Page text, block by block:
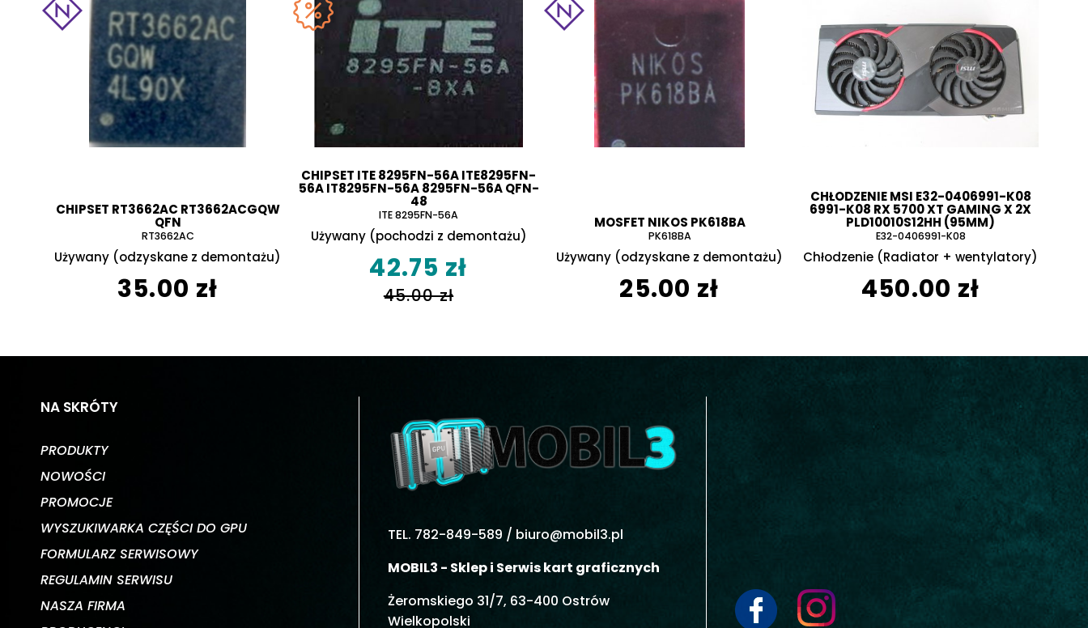
CHIPSET RT3662AC RT3662ACGQW
QFN
RT3662AC
Używany (odzyskane z demontażu)
35.00 zł
CHIPSET ITE 8295FN-56A ITE8295FN-
56A IT8295FN-56A 8295FN-56A QFN-
48
ITE 8295FN-56A
Używany (pochodzi z demontażu)
42.75 zł
45.00 zł
MOSFET NIKOS PK618BA
PK618BA
Używany (odzyskane z demontażu)
25.00 zł
CHŁODZENIE MSI E32-0406991-K08
6991-K08 RX 5700 XT GAMING X 2X
PLD10010S12HH (95MM)
E32-0406991-K08
Chłodzenie (Radiator + wentylatory)
450.00 zł
NA SKRÓTY
PRODUKTY
NOWOŚCI
PROMOCJE
WYSZUKIWARKA CZĘŚCI DO GPU
FORMULARZ SERWISOWY
REGULAMIN SERWISU
NASZA FIRMA
TEL. 782-849-589 / biuro@mobil3.pl
MOBIL3 - Sklep i Serwis kart graficznych
Żeromskiego 31/7, 63-400 Ostrów
Wielkopolski